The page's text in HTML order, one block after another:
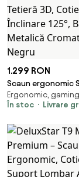
1.299 RON
Scaun ergonomic
V2-M101, Suport
Dinamic 3D,
Cromată, Mesh,
Ergonomic,
În stoc
Livrare